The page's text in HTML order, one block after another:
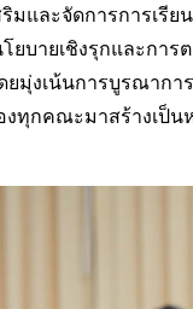
มและจัดการการเรีย
บายเชิงรุกและการ
มุ่งเน้นการบูรณากา
ทุกคณะมาสร้างเป็น